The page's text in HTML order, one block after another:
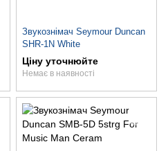
Звукознімач Seymour Duncan
SHR-1N White
Ціну уточнюйте
Немає в наявності